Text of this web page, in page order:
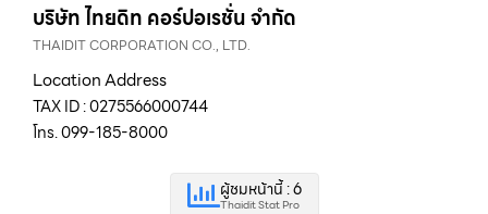
บริษัท ไทยดิท คอร์ปอเรชั่น จำกัด
THAIDIT CORPORATION CO., LTD.
Location Address
TAX ID : 0275566000744
โทร. 099-185-8000
ผู้ชมหน้านี้ : 6
Thaidit Stat Pro